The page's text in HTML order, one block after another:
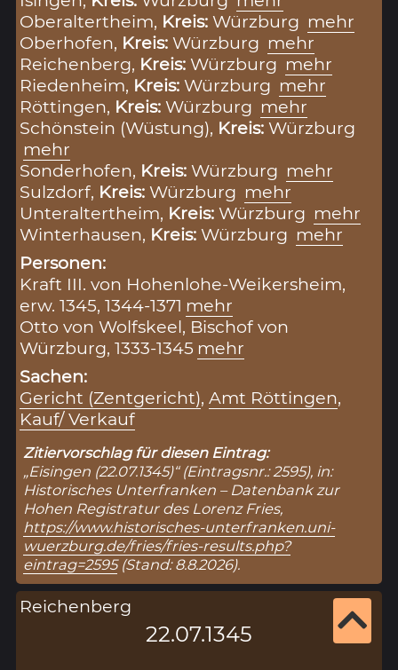
Oberaltertheim, Kreis:Würzburg mehr
Oberhofen, Kreis:Würzburg mehr
Reichenberg, Kreis:Würzburg mehr
Riedenheim, Kreis:Würzburg mehr
Röttingen, Kreis:Würzburg mehr
Schönstein (Wüstung), Kreis:Würzburg
mehr
Sonderhofen, Kreis:Würzburg mehr
Sulzdorf, Kreis:Würzburg mehr
Unteraltertheim, Kreis:Würzburg mehr
Winterhausen, Kreis:Würzburg mehr
Personen:
Kraft III. von Hohenlohe-Weikersheim,
erw. 1345, 1344-1371 mehr
Otto von Wolfskeel, Bischof von
Würzburg, 1333-1345 mehr
Sachen:
Gericht (Zentgericht),Amt Röttingen,
Kauf/ Verkauf
Zitiervorschlag für diesen Eintrag:
„Eisingen (22.07.1345)“ (Eintragsnr.: 2595), in:
Historisches Unterfranken – Datenbank zur
Hohen Registratur des Lorenz Fries,
https://www.historisches-unterfranken.uni-
wuerzburg.de/fries/fries-results.php?
eintrag=2595(Stand: 8.8.2026).
Reichenberg
22.07.1345